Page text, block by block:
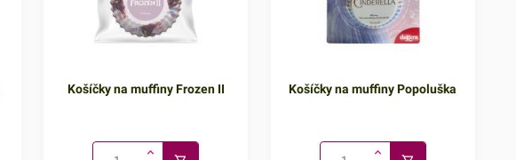
Košíčky na muffiny Frozen II Košíčky na muffiny Popoluška